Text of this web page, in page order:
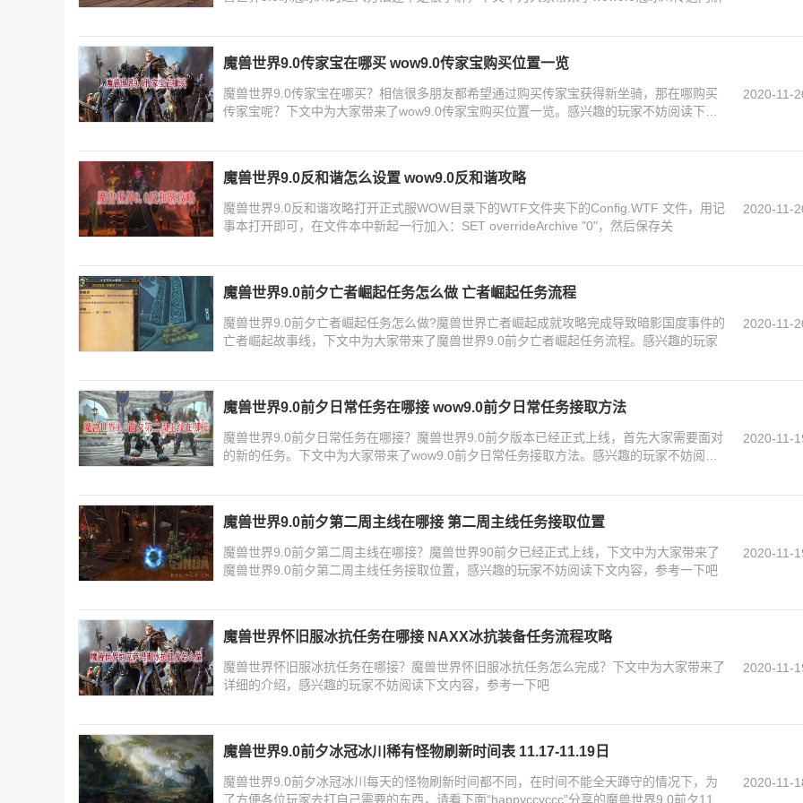
魔兽世界9.0传家宝在哪买 wow9.0传家宝购买位置一览
魔兽世界9.0传家宝在哪买？相信很多朋友都希望通过购买传家宝获得新坐骑，那在哪购买
传家宝呢？下文中为大家带来了wow9.0传家宝购买位置一览。感兴趣的玩家不妨阅读下文
2020-11-
魔兽世界9.0反和谐怎么设置 wow9.0反和谐攻略
魔兽世界9.0反和谐攻略打开正式服WOW目录下的WTF文件夹下的Config.WTF 文件，用记
事本打开即可，在文件本中新起一行加入：SET overrideArchive "0"，然后保存关
2020-11-
魔兽世界9.0前夕亡者崛起任务怎么做 亡者崛起任务流程
魔兽世界9.0前夕亡者崛起任务怎么做?魔兽世界亡者崛起成就攻略完成导致暗影国度事件的
亡者崛起故事线，下文中为大家带来了魔兽世界9.0前夕亡者崛起任务流程。感兴趣的玩家
2020-11-
魔兽世界9.0前夕日常任务在哪接 wow9.0前夕日常任务接取方法
魔兽世界9.0前夕日常任务在哪接？魔兽世界9.0前夕版本已经正式上线，首先大家需要面对
的新的任务。下文中为大家带来了wow9.0前夕日常任务接取方法。感兴趣的玩家不妨阅读
2020-11-
魔兽世界9.0前夕第二周主线在哪接 第二周主线任务接取位置
魔兽世界9.0前夕第二周主线在哪接？魔兽世界90前夕已经正式上线，下文中为大家带来了
魔兽世界9.0前夕第二周主线任务接取位置，感兴趣的玩家不妨阅读下文内容，参考一下吧
2020-11-
魔兽世界怀旧服冰抗任务在哪接 NAXX冰抗装备任务流程攻略
魔兽世界怀旧服冰抗任务在哪接？魔兽世界怀旧服冰抗任务怎么完成？下文中为大家带来了
详细的介绍，感兴趣的玩家不妨阅读下文内容，参考一下吧
2020-11-
魔兽世界9.0前夕冰冠冰川稀有怪物刷新时间表 11.17-11.19日
魔兽世界9.0前夕冰冠冰川每天的怪物刷新时间都不同，在时间不能全天蹲守的情况下，为
了方便各位玩家去打自己需要的东西，请看下面“happyccyccc”分享的魔兽世界9.0前夕11.
2020-11-